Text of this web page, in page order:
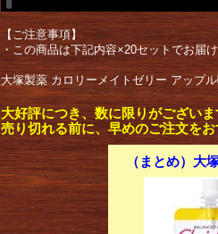
【ご注意事項】
・この商品は下記内容×20セットでお届け
大塚製薬 カロリーメイトゼリー アップ
大好評につき、数に限りがございま
売り切れる前に、早めのご注文をお
（まとめ）大